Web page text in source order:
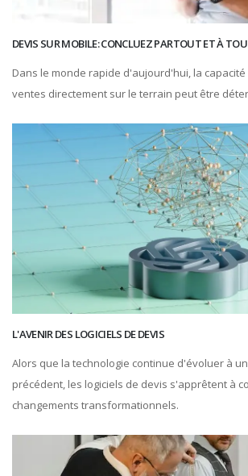
DEVIS SUR MOBILE: CONCLUEZ PARTOUT ET À
Dans le monde rapide d'aujourd'hui, la
ventes directement sur le terrain peut être
L'AVENIR DES LOGICIELS DE DEVIS
Alors que la technologie continue d'évoluer à
précédent, les logiciels de devis s'apprêtent à
changements transformationnels.